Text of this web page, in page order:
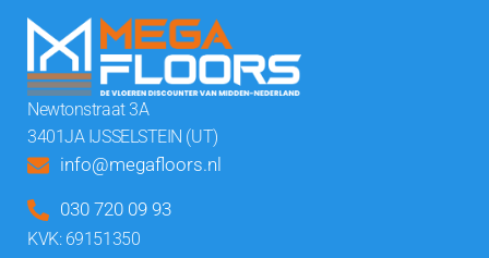
Newtonstraat 3A
3401JA IJSSELSTEIN (UT)
info@megafloors.nl
030 720 09 93
KVK: 69151350